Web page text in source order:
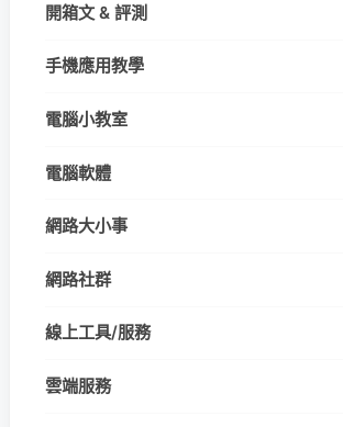
開箱文 & 評測
手機應用教學
電腦小教室
電腦軟體
網路大小事
網路社群
線上工具/服務
雲端服務